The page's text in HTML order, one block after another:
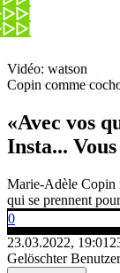
Vidéo: watson
Copin comme
«Avec vos
Insta...
Marie-Adèle Copin
qui se prennent
0
23.03.2022, 19:01
Gelöschter Benutzer